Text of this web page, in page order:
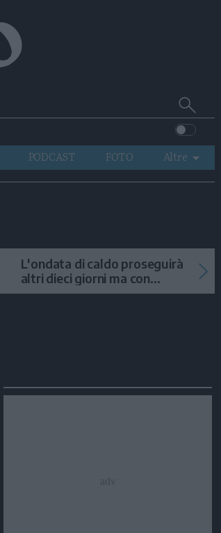
Cerca
su
Trentino
PODCAST FOTO
Altre
VIDEO
L'ondata di caldo proseguirà
altri dieci giorni ma con
temporali